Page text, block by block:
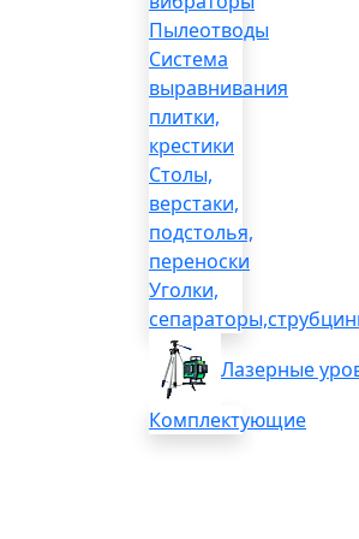
Пылеотводы
Система
выравнивания
плитки,
крестики
Столы,
верстаки,
подстолья,
переноски
Уголки,
Лазерные
Комплектующие